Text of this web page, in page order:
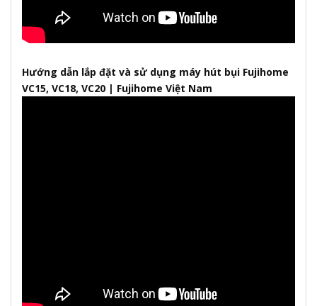
Hướng dẫn lắp đặt và sử dụng máy hút bụi Fujihome
VC15, VC18, VC20 | Fujihome Việt Nam